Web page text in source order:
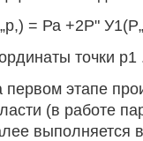
= Ра +2Р"
точки р1
первом этапе
(в работе
выполняется